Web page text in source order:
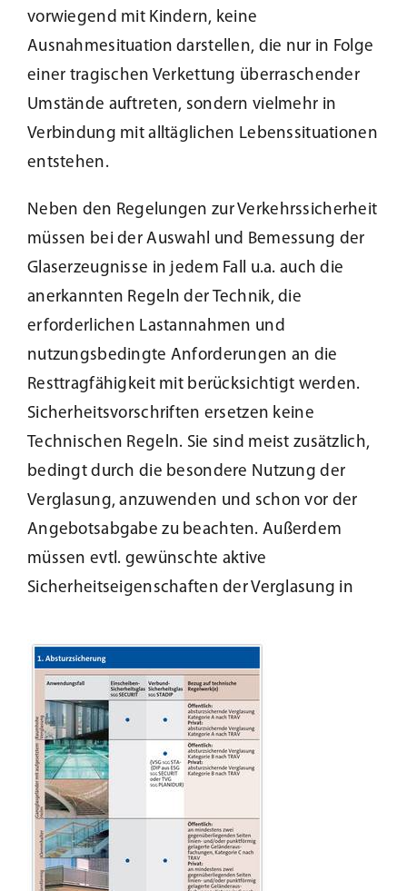
vorwiegend mit Kindern, keine
Ausnahmesituation darstellen, die nur in Folge
einer tragischen Verkettung überraschender
Umstände auftreten, sondern vielmehr in
Verbindung mit alltäglichen Lebenssituationen
entstehen.
Neben den Regelungen zur Verkehrssicherheit
müssen bei der Auswahl und Bemessung der
Glaserzeugnisse in jedem Fall u.a. auch die
anerkannten Regeln der Technik, die
erforderlichen Lastannahmen und
nutzungsbedingte Anforderungen an die
Resttragfähigkeit mit berücksichtigt werden.
Sicherheitsvorschriften ersetzen keine
Technischen Regeln. Sie sind meist zusätzlich,
bedingt durch die besondere Nutzung der
Verglasung, anzuwenden und schon vor der
Angebotsabgabe zu beachten. Außerdem
müssen evtl. gewünschte aktive
Sicherheitseigenschaften der Verglasung in